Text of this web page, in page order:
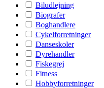
Biludlejning
Biografer
Boghandlere
Cykelforretninger
Danseskoler
Dyrehandler
Fiskegrej
Fitness
Hobbyforretninger